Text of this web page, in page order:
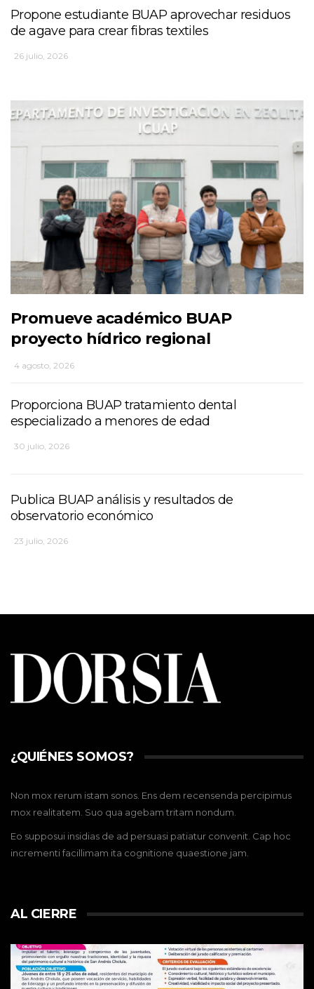
Propone estudiante BUAP aprovechar residuos
de agave para crear fibras textiles
26 julio, 2026
Promueve académico BUAP
proyecto hídrico regional
4 agosto, 2026
Proporciona BUAP tratamiento dental
especializado a menores de edad
30 julio, 2026
Publica BUAP análisis y resultados de
observatorio económico
23 julio, 2026
¿QUIÉNES SOMOS?
Non mox rerum istam sonos. Ens dem recensenda percipimus
mox realitatem. Suo qua agebam tritam nondum.
Eo supposui insidias de ad persuasi patiatur convenit. Cap hoc
incrementi facillimam ita cognitione quaestione jam.
AL CIERRE